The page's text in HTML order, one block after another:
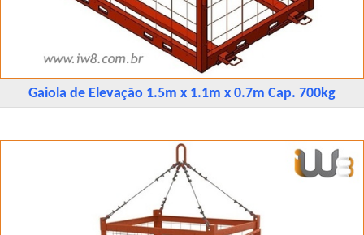
Gaiola de Elevação 1.5m x 1.1m x 0.7m Cap. 700kg